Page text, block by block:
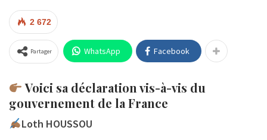
2 672
Partager WhatsApp Facebook
Voici sa déclaration vis-à-vis du
gouvernement de la France
Loth HOUSSOU